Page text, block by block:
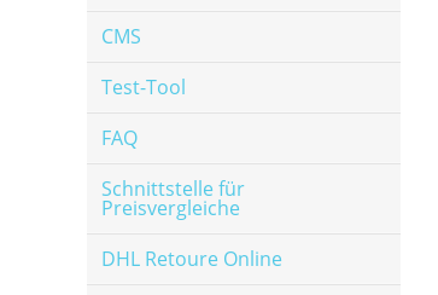
CMS
Test-Tool
FAQ
Schnittstelle für
Preisvergleiche
DHL Retoure Online